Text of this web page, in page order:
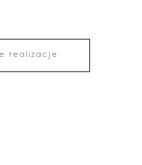
realizacje